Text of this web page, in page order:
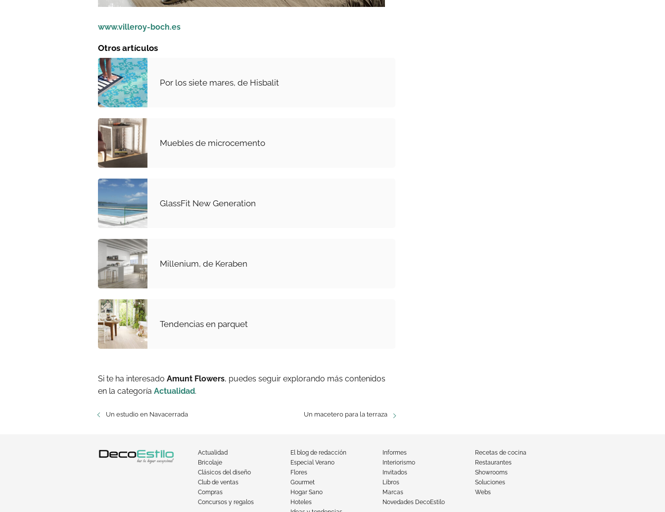
www.villeroy-boch.es
Otros artículos
Por los siete mares, de Hisbalit
Muebles de microcemento
GlassFit New Generation
Millenium, de Keraben
Tendencias en parquet
Si te ha interesado Amunt Flowers, puedes seguir explorando más contenidos
en la categoría Actualidad.
Un estudio en Navacerrada Un macetero para la terraza
Actualidad
Bricolaje
Clásicos del diseño
Club de ventas
Compras
Concursos y regalos
El blog de redacción
Especial Verano
Flores
Gourmet
Hogar Sano
Hoteles
Informes
Interiorismo
Invitados
Libros
Marcas
Novedades DecoEstilo
Recetas de cocina
Restaurantes
Showrooms
Soluciones
Webs